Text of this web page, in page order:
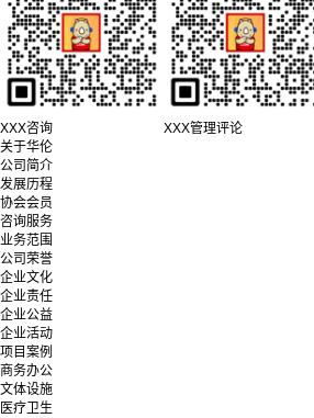
XXX咨询 XXX管理评论
关于华伦
公司简介
发展历程
协会会员
咨询服务
业务范围
公司荣誉
企业文化
企业责任
企业公益
企业活动
项目案例
商务办公
文体设施
医疗卫生